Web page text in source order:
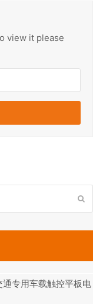
view it please
专用车载触控平板电